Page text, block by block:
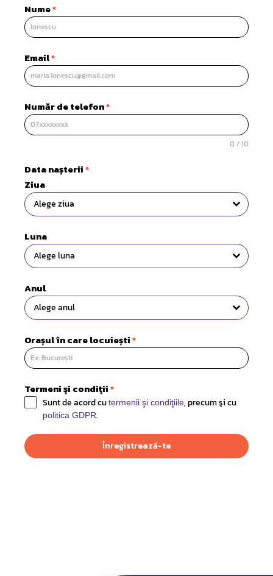
Nume*
Email*
Număr de telefon*
0 / 10
Data nașterii*
Ziua
Alege ziua
Luna
Alege luna
Anul
Alege anul
Orașul în care locuiești*
Termeni şi condiţii*
Sunt de acord cutermenii şi condiţiile, precum şi cu
politica GDPR.
Înregistrează-te